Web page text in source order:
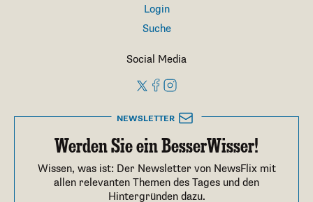
Login
Suche
Social Media
NEWSLETTER
Werden Sie ein BesserWisser!
Wissen, was ist: Der Newsletter von NewsFlix mit
allen relevanten Themen des Tages und den
Hintergründen dazu.